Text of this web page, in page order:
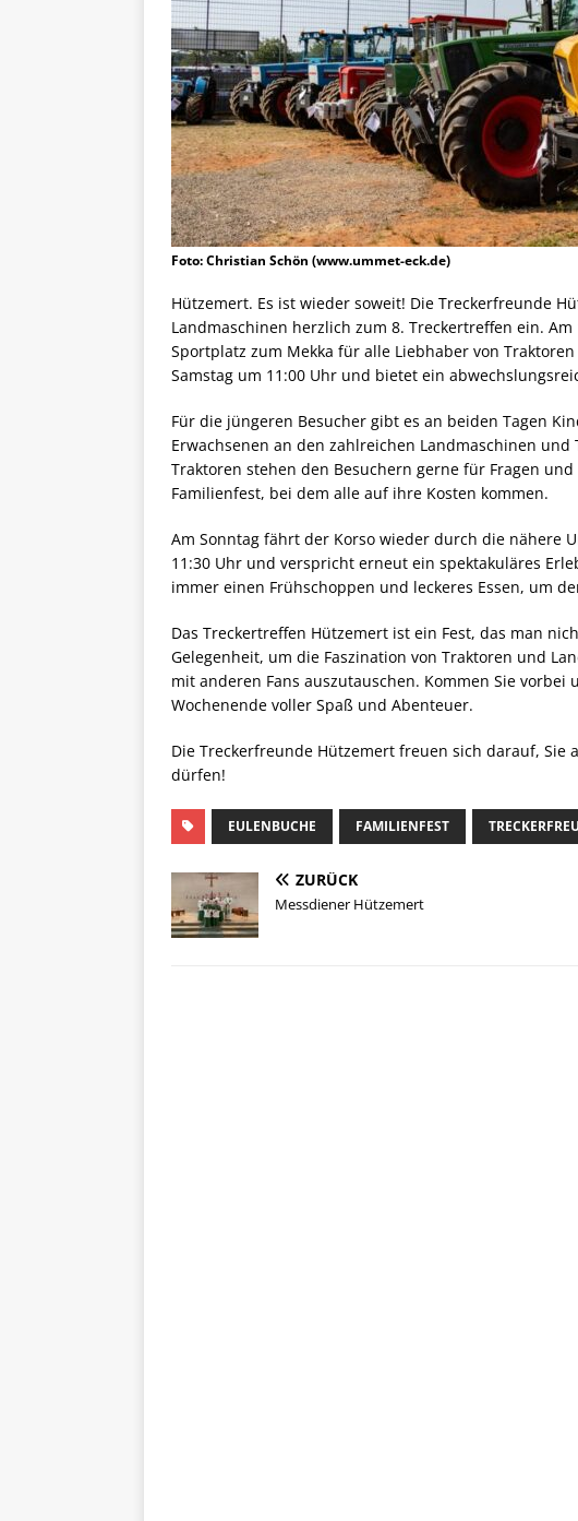
Foto: Christian Schön (www.ummet-eck.de)
Hützemert. Es ist wieder soweit! Die Treckerfreunde
Landmaschinen herzlich zum 8. Treckertreffen ein.
Sportplatz zum Mekka für alle Liebhaber von
Samstag um 11:00 Uhr und bietet ein
Für die jüngeren Besucher gibt es an beiden Tagen
Erwachsenen an den zahlreichen Landmaschinen
Traktoren stehen den Besuchern gerne für Fragen
Familienfest, bei dem alle auf ihre Kosten kommen.
Am Sonntag fährt der Korso wieder durch die nähere
11:30 Uhr und verspricht erneut ein spektakuläres
immer einen Frühschoppen und leckeres Essen, um
Das Treckertreffen Hützemert ist ein Fest, das man
Gelegenheit, um die Faszination von Traktoren und
mit anderen Fans auszutauschen. Kommen Sie vorbei
Wochenende voller Spaß und Abenteuer.
Die Treckerfreunde Hützemert freuen sich darauf,
dürfen!
EULENBUCHE FAMILIENFEST
ZURÜCK
Messdiener Hützemert